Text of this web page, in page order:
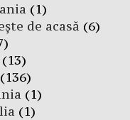
(1)
de acasă (6)
(13)
(136)
(1)
(1)